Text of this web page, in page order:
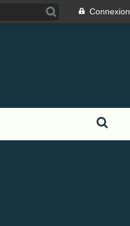
Connexion